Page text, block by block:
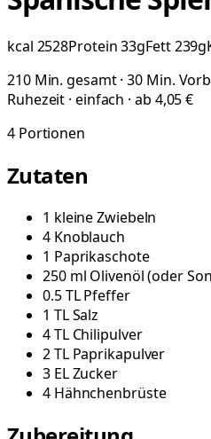
kcal 2528Protein33gFett239g
210 Min. gesamt · 30 Min.
Ruhezeit · einfach · ab 4,05 €
4 Portionen
Zutaten
1 kleineZwiebeln
4 Knoblauch
1 Paprikaschote
250 ml Olivenöl (oder
0.5TLPfeffer
1 TLSalz
4TL Chilipulver
2TL Paprikapulver
3 ELZucker
4 Hähnchenbrüste